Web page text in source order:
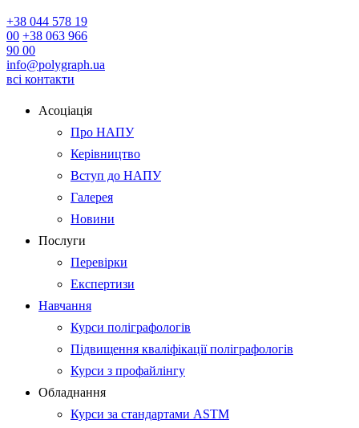
+38 044 578 19
00 +38 063 966
90 00
info@polygraph.ua
всі контакти
Асоціація
Про НАПУ
Керівництво
Вступ до НАПУ
Галерея
Новини
Послуги
Перевірки
Експертизи
Навчання
Курси поліграфологів
Підвищення кваліфікації поліграфологів
Курси з профайлінгу
Обладнання
Курси за стандартами ASTM